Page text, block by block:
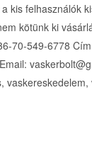
kis felhasználók
kötünk ki
70-549-6778